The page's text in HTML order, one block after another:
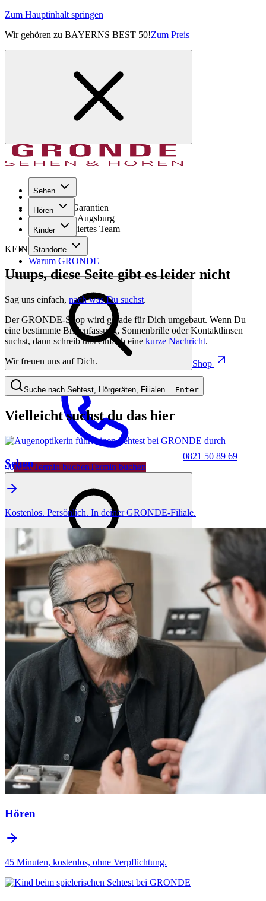
Zum Hauptinhalt springen
Wir gehören zu BAYERNS BEST 50!Zum Preis
Sehen
Hören
Kinder
Standorte
Warum GRONDE
Shop
0821 50 89 69
40Jetzt Termin buchenTermin buchen
Seit 1971
GRONDE Garantien
8× im Raum Augsburg
Hochqualifiziertes Team
KEINE SORGE!
Uuups, diese Seite gibt es leider nicht
Sag uns einfach, nach was Du suchst.
Der GRONDE-Shop wird gerade für Dich umgebaut. Wenn Du
eine bestimmte Brillenfassung, Sonnenbrille oder Kontaktlinsen
suchst, dann schreib uns einfach eine kurze Nachricht.
Wir freuen uns auf Dich.
Suche nach Sehtest, Hörgeräten, Filialen … Enter
Vielleicht suchst du das hier
Sehen
Kostenlos. Persönlich. In deiner GRONDE-Filiale.
Hören
45 Minuten, kostenlos, ohne Verpflichtung.